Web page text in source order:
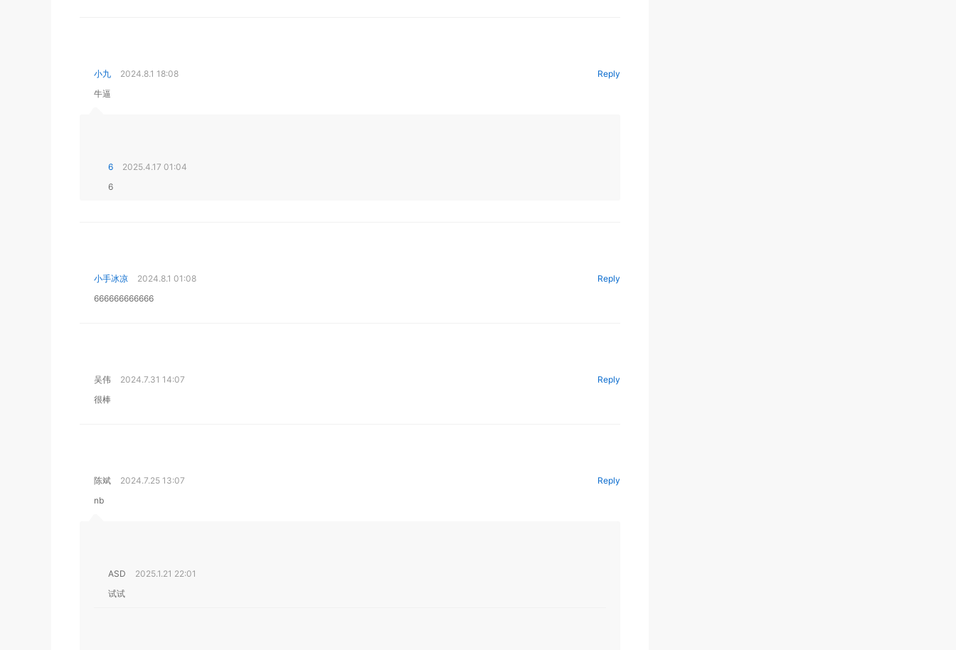
小九
2024.8.1 18:08
牛逼
Reply
6
2025.4.17 01:04
6
小手冰凉
2024.8.1 01:08
666666666666
Reply
吴伟
2024.7.31 14:07
很棒
Reply
陈斌
2024.7.25 13:07
nb
Reply
ASD
2025.1.21 22:01
试试